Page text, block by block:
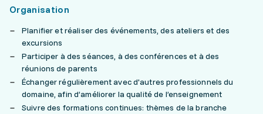
Organisation
Planifier et réaliser des événements, des ateliers et des
excursions
Participer à des séances, à des conférences et à des
réunions de parents
Échanger régulièrement avec d'autres professionnels du
domaine, afin d’améliorer la qualité de l’enseignement
Suivre des formations continues: thèmes de la branche